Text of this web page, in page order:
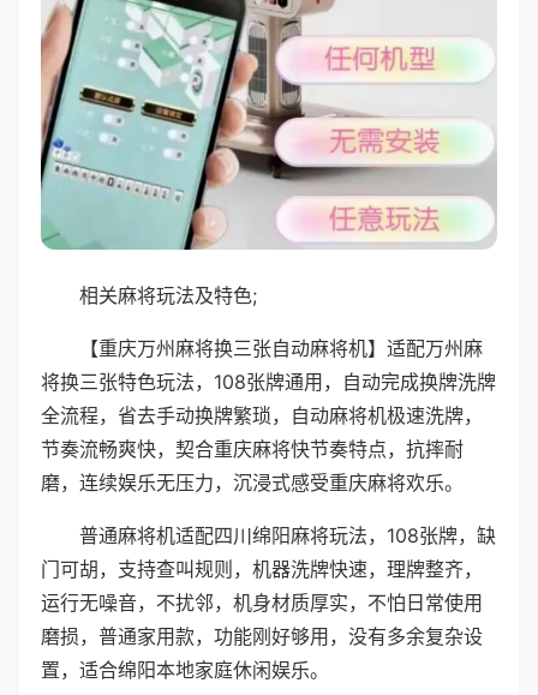
相关麻将玩法及特色;
【重庆万州麻将换三张自动麻将机】适配万州麻
将换三张特色玩法，108张牌通用，自动完成换牌洗牌
全流程，省去手动换牌繁琐，自动麻将机极速洗牌，
节奏流畅爽快，契合重庆麻将快节奏特点，抗摔耐
磨，连续娱乐无压力，沉浸式感受重庆麻将欢乐。
普通麻将机适配四川绵阳麻将玩法，108张牌，缺
门可胡，支持查叫规则，机器洗牌快速，理牌整齐，
运行无噪音，不扰邻，机身材质厚实，不怕日常使用
磨损，普通家用款，功能刚好够用，没有多余复杂设
置，适合绵阳本地家庭休闲娱乐。